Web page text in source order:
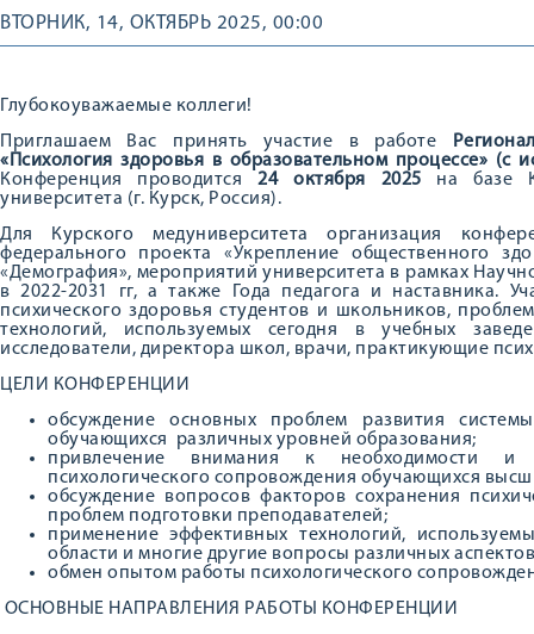
ВТОРНИК, 14, ОКТЯБРЬ 2025, 00:00
Глубокоуважаемые коллеги!
Приглашаем Вас принять участие в работе
«Психология здоровья в образовательном процессе» (с
Конференция проводится24 октября 2025 на базе
университета (г. Курск, Россия).
Для Курского медуниверситета организация
федерального проекта «Укрепление общественного
«Демография», мероприятий университета в рамках
в 2022-2031 гг, а также Года педагога и наставника.
психического здоровья студентов и школьников,
технологий, используемых сегодня в учебных
исследователи, директора школ, врачи, практикующие
ЦЕЛИ КОНФЕРЕНЦИИ
обсуждение основных проблем развития
обучающихся различных уровней образования;
привлечение внимания к необходимости и
психологического сопровождения обучающихся
обсуждение вопросов факторов сохранения
проблем подготовки преподавателей;
применение эффективных технологий,
области и многие другие вопросы различных
обмен опытом работы психологического
ОСНОВНЫЕ НАПРАВЛЕНИЯ РАБОТЫ КОНФЕРЕНЦИИ